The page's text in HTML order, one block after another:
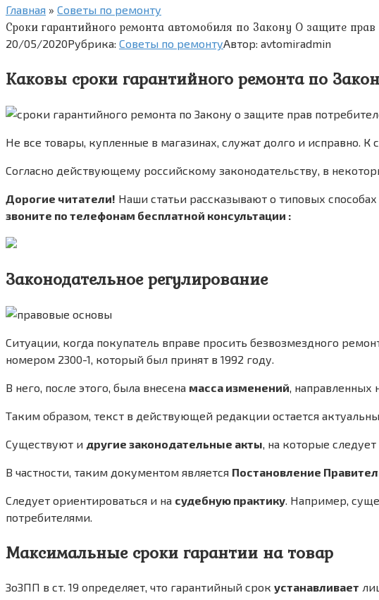
Главная » Советы по ремонту
Сроки гарантийного ремонта автомобиля по Закону О защите прав
20/05/2020Рубрика: Советы по ремонтуАвтор: avtomiradmin
Каковы сроки гарантийного ремонта по
Не все товары, купленные в магазинах, служат долго и исправно. К
Согласно действующему российскому законодательству, в
Дорогие читатели! Наши статьи рассказывают о типовых
звоните по телефонам бесплатной консультации :
Законодательное регулирование
Ситуации, когда покупатель вправе просить безвозмездного
номером 2300-1, который был принят в 1992 году.
В него, после этого, была внесена масса изменений ,
Таким образом, текст в действующей редакции остается
Существуют и другие законодательные акты , на которые
В частности, таким документом является Постановление
Следует ориентироваться и на судебную практику . Например,
потребителями.
Максимальные сроки гарантии на товар
ЗоЗПП в ст. 19 определяет, что гарантийный срок устанавливает